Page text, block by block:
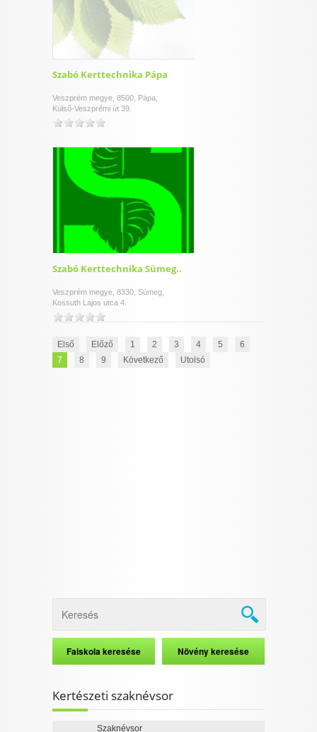
Szabó Kerttechnika Pápa
Veszprém megye, 8500, Pápa,
Külső-Veszprémi út 39.
Szabó Kerttechnika Sümeg..
Veszprém megye, 8330, Sümeg,
Kossuth Lajos utca 4.
Első Előző 1 2 3 4 5
6
7
8 9 Következő Utolsó
Kertészeti szaknévsor
Szaknévsor